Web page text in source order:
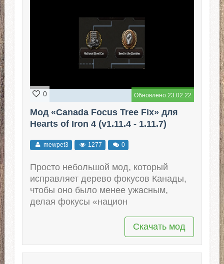
Обновлено 23.02.22
0
Мод «Canada Focus Tree Fix» для
Hearts of Iron 4 (v1.11.4 - 1.11.7)
mewpet3 1277 0
Просто небольшой мод, который
исправляет дерево фокусов Канады,
чтобы оно было менее ужасным,
делая фокусы «национ
Скачать мод